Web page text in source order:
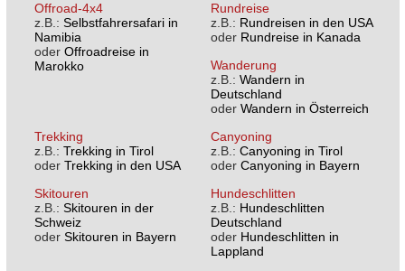
Offroad-4x4
z.B.: Selbstfahrersafari in
Namibia
oder Offroadreise in
Marokko
Rundreise
z.B.: Rundreisen in den USA
oder Rundreise in Kanada
Wanderung
z.B.: Wandern in
Deutschland
oder Wandern in Österreich
Trekking
z.B.: Trekking in Tirol
oder Trekking in den USA
Canyoning
z.B.: Canyoning in Tirol
oder Canyoning in Bayern
Skitouren
z.B.: Skitouren in der
Schweiz
oder Skitouren in Bayern
Hundeschlitten
z.B.: Hundeschlitten
Deutschland
oder Hundeschlitten in
Lappland